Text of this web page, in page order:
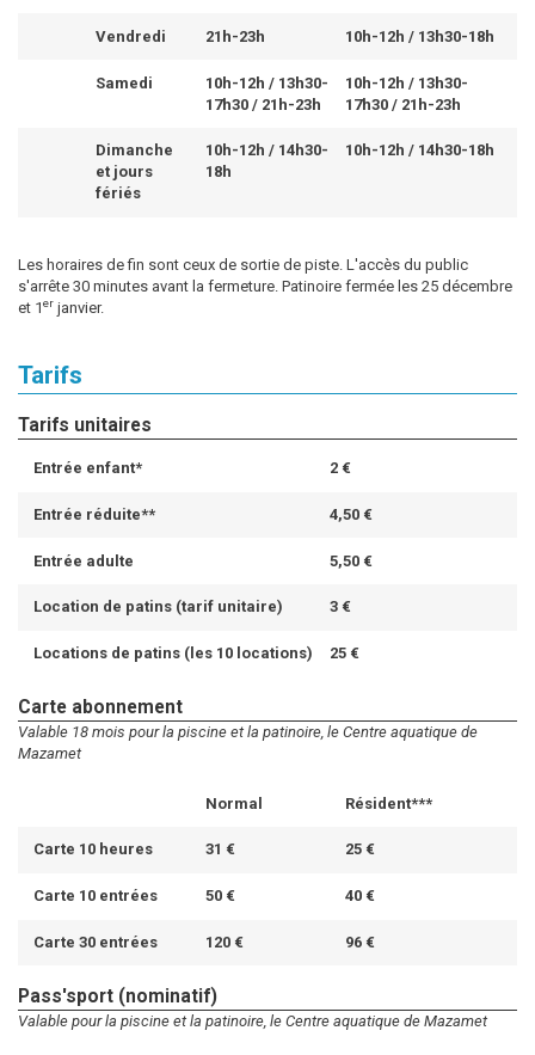
Vendredi 21h-23h 10h-12h / 13h30-18h
Samedi
10h-12h / 13h30-
17h30 / 21h-23h
10h-12h / 13h30-
17h30 / 21h-23h
Dimanche
et jours
fériés
10h-12h / 14h30-
18h
10h-12h / 14h30-18h
Les horaires de fin sont ceux de sortie de piste. L'accès du public
s'arrête 30 minutes avant la fermeture. Patinoire fermée les 25 décembre
et 1er janvier.
Tarifs
Tarifs unitaires
Entrée enfant* 2 €
Entrée réduite** 4,50 €
Entrée adulte 5,50 €
Location de patins (tarif unitaire) 3 €
Locations de patins (les 10 locations) 25 €
Carte abonnement
Valable 18 mois pour la piscine et la patinoire, le Centre aquatique de
Mazamet
Normal Résident***
Carte 10 heures 31 € 25 €
Carte 10 entrées 50 € 40 €
Carte 30 entrées 120 € 96 €
Pass'sport (nominatif)
Valable pour la piscine et la patinoire, le Centre aquatique de Mazamet